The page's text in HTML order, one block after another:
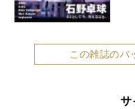
この雑誌のバ
サ